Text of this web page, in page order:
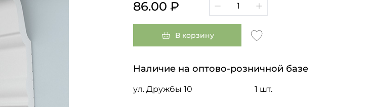
86.00 ₽
В корзину
Наличие на оптово-розничной базе
ул. Дружбы 10 1 шт.